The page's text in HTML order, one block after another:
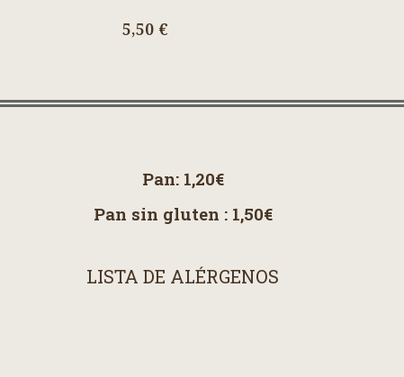
5,50 €
Pan: 1,20€
Pan sin gluten : 1,50€
LISTA DE ALÉRGENOS